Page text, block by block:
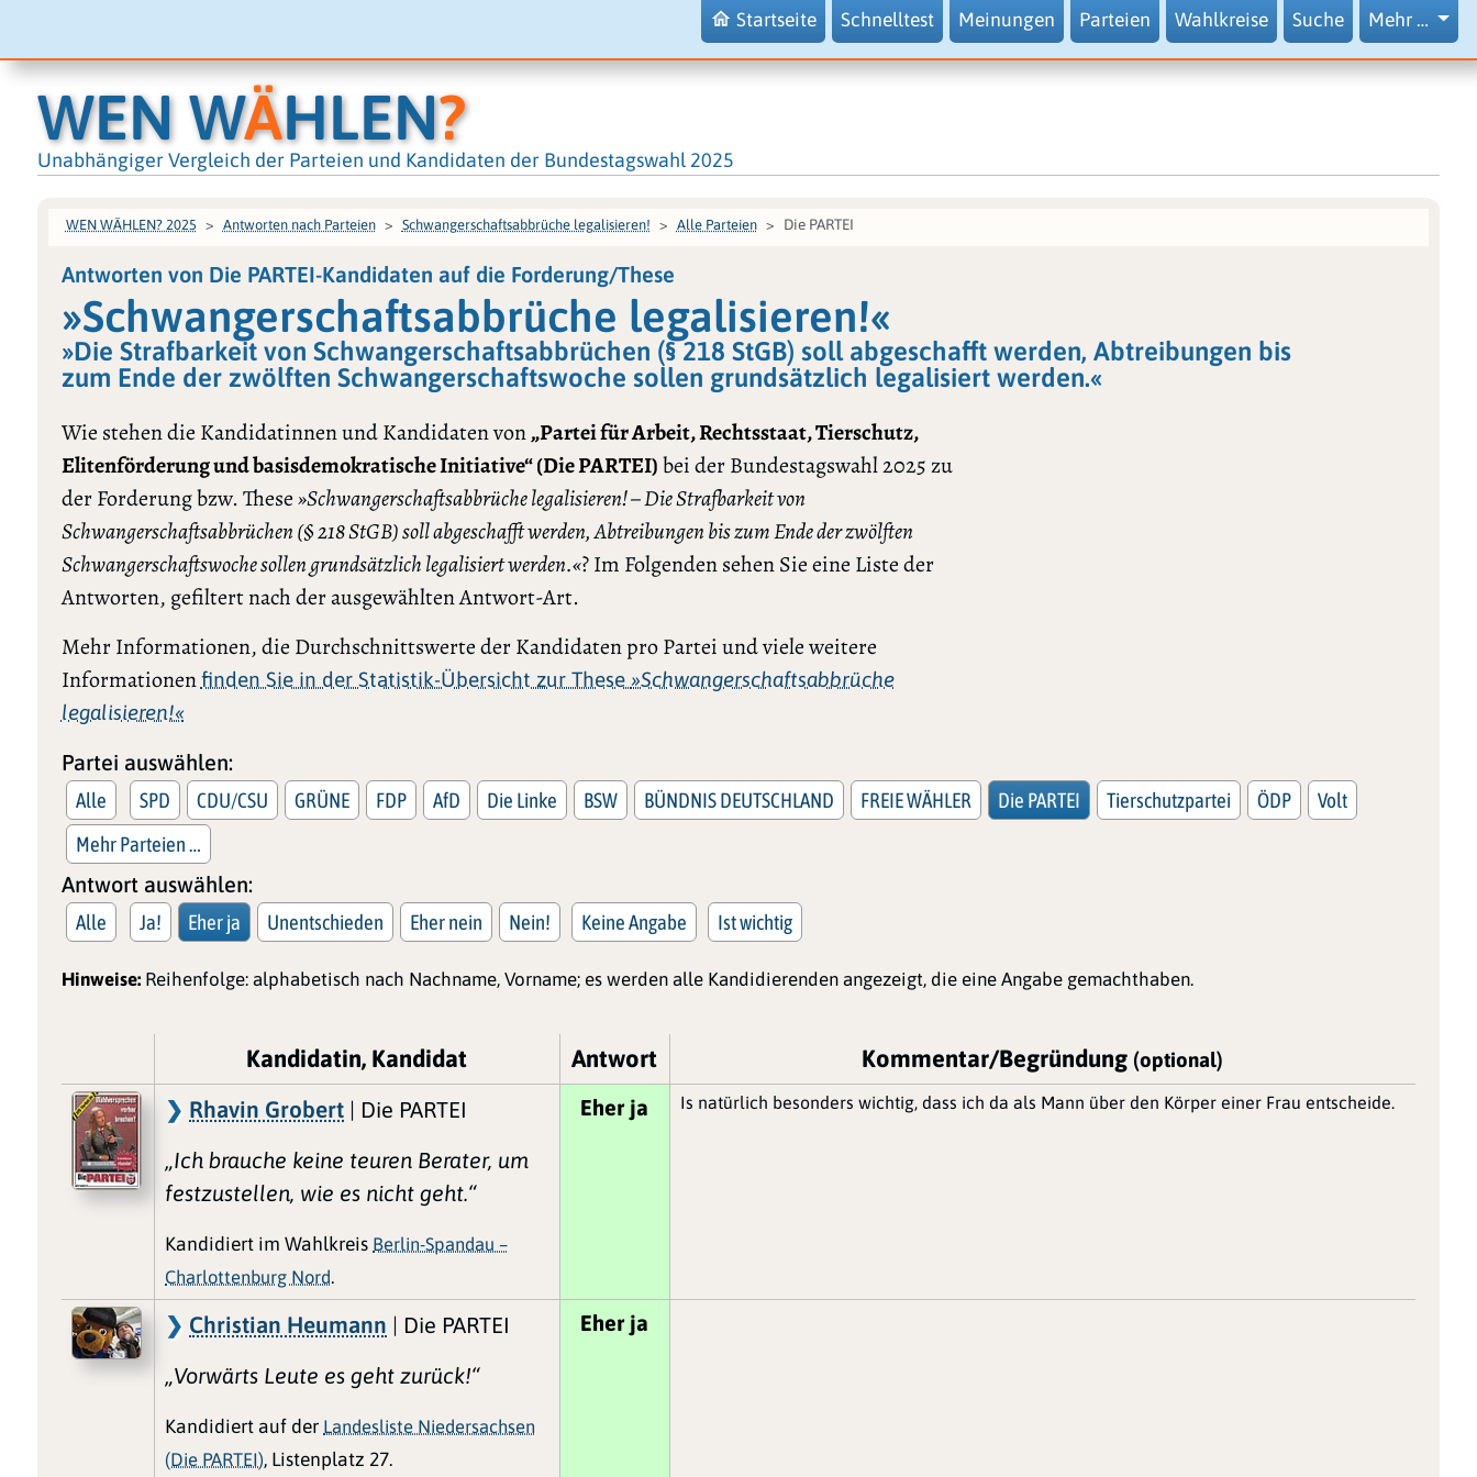
Startseite Schnelltest Meinungen Parteien Wahlkreise Suche Mehr …
WEN WÄHLEN?
Unabhängiger Vergleich der Parteien und Kandidaten der Bundestagswahl 2025
WEN WÄHLEN? 2025 Antworten nach Parteien Schwangerschaftsabbrüche legalisieren! Alle Parteien Die PARTEI
Antworten von Die PARTEI-Kandidaten auf die Forderung/These
»Schwangerschaftsabbrüche legalisieren!«
»Die Strafbarkeit von Schwangerschaftsabbrüchen (§ 218 StGB) soll abgeschafft werden, Abtreibungen bis
zum Ende der zwölften Schwangerschaftswoche sollen grundsätzlich legalisiert werden.«
Wie stehen die Kandidatinnen und Kandidaten von„Partei für Arbeit, Rechtsstaat, Tierschutz,
Elitenförderung und basisdemokratische Initiative“ (Die PARTEI)bei der Bundestagswahl 2025 zu
der Forderung bzw. These»Schwangerschaftsabbrüche legalisieren! – Die Strafbarkeit von
Schwangerschaftsabbrüchen (§ 218 StGB) soll abgeschafft werden, Abtreibungen bis zum Ende der zwölften
Schwangerschaftswoche sollen grundsätzlich legalisiert werden.«? Im Folgenden sehen Sie eine Liste der
Antworten, gefiltert nach der ausgewählten Antwort-Art.
Mehr Informationen, die Durchschnittswerte der Kandidaten pro Partei und viele weitere
Informationenfinden Sie in der Statistik-Übersicht zur These »Schwangerschaftsabbrüche
legalisieren!«
Partei auswählen:
Alle SPD CDU/CSU GRÜNE FDP AfD Die Linke BSW BÜNDNIS DEUTSCHLAND FREIE WÄHLER Die PARTEI Tierschutzpartei ÖDP
Volt
Mehr Parteien …
Antwort auswählen:
Alle Ja! Eher ja Unentschieden Eher nein Nein! Keine Angabe Ist wichtig
Hinweise: Reihenfolge: alphabetisch nach Nachname, Vorname; es werden alle Kandidierenden angezeigt, die eine Angabe gemachthaben.
Kandidatin, Kandidat Antwort Kommentar/Begründung (optional)
Rhavin Grobert | Die PARTEI
„Ich brauche keine teuren Berater, um
festzustellen, wie es nicht geht.“
Kandidiert im Wahlkreis Berlin-Spandau –
Charlottenburg Nord.
Eher ja Is natürlich besonders wichtig, dass ich da als Mann über den Körper einer Frau entscheide.
Christian Heumann | Die PARTEI
„Vorwärts Leute es geht zurück!“
Kandidiert auf der Landesliste Niedersachsen
(Die PARTEI), Listenplatz 27.
Eher ja